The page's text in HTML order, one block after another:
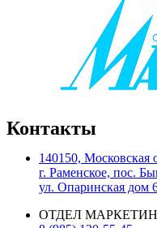
Контакты
140150, Московская
г. Раменское, пос.
ул. Опаринская дом
ОТДЕЛ